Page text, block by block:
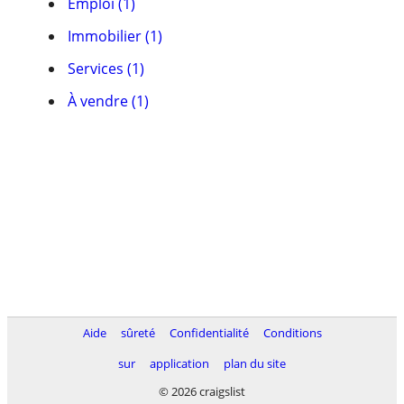
Immobilier (1)
Services (1)
À vendre (1)
Aide sûreté Confidentialité
Conditions
sur
application
plan du site
© 2026 craigslist